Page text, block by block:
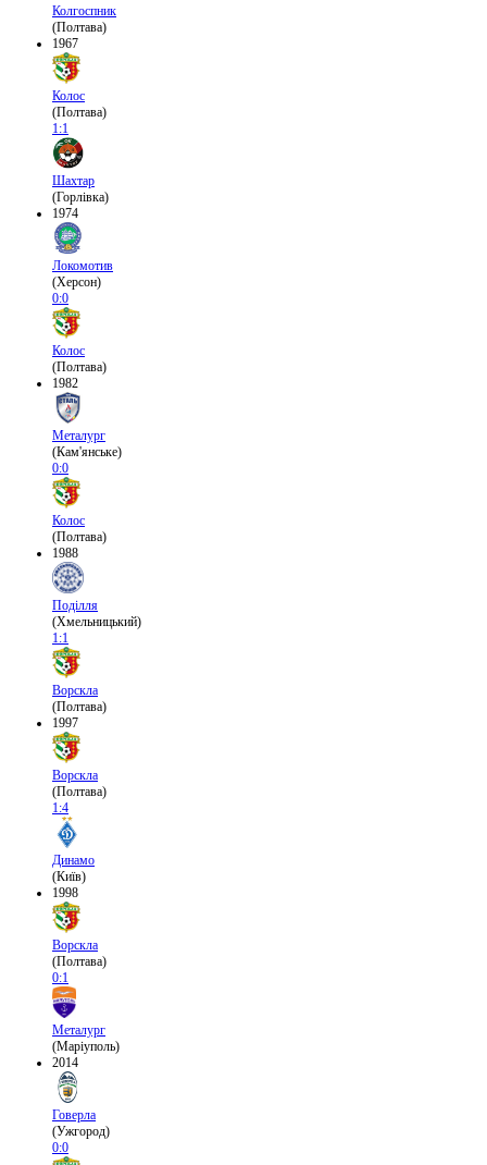
Колгоспник
(Полтава)
1967
Колос
(Полтава)
1:1
Шахтар
(Горлівка)
1974
Локомотив
(Херсон)
0:0
Колос
(Полтава)
1982
Металург
(Кам'янське)
0:0
Колос
(Полтава)
1988
Поділля
(Хмельницький)
1:1
Ворскла
(Полтава)
1997
Ворскла
(Полтава)
1:4
Динамо
(Київ)
1998
Ворскла
(Полтава)
0:1
Металург
(Маріуполь)
2014
Говерла
(Ужгород)
0:0